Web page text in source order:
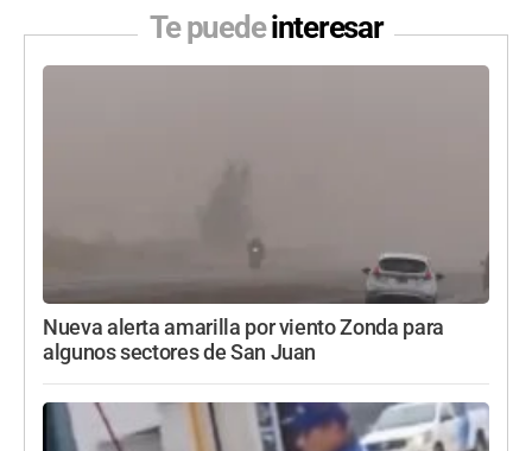
Te puedeinteresar
Nueva alerta amarilla por viento Zonda para
algunos sectores de San Juan